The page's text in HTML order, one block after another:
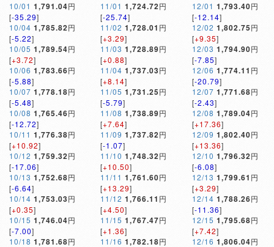
10/01 1,791.04円
[-35.29]
10/04 1,785.82円
[-5.22]
10/05 1,789.54円
[+3.72]
10/06 1,783.66円
[-5.88]
10/07 1,778.18円
[-5.48]
10/08 1,765.46円
[-12.72]
10/11 1,776.38円
[+10.92]
10/12 1,759.32円
[-17.06]
10/13 1,752.68円
[-6.64]
10/14 1,753.03円
[+0.35]
10/15 1,746.04円
[-7.00]
10/18 1,781.68円
11/01 1,724.72円
[-25.74]
11/02 1,728.01 円
[+3.29]
11/03 1,728.89円
[+0.88]
11/04 1,737.03円
[+8.14]
11/05 1,731.25円
[-5.79]
11/08 1,738.89円
[+7.64]
11/09 1,737.82円
[-1.07]
11/10 1,748.32円
[+10.50]
11/11 1,761.60円
[+13.29]
11/12 1,766.11 円
[+4.50]
11/15 1,767.47円
[+1.36]
11/16 1,782.18円
12/01 1,793.40円
[-12.14]
12/02 1,802.75円
[+9.35]
12/03 1,794.90円
[-7.85]
12/06 1,774.11 円
[-20.79]
12/07 1,771.68円
[-2.43]
12/08 1,789.04円
[+17.36]
12/09 1,802.40円
[+13.36]
12/10 1,796.32円
[-6.08]
12/13 1,799.61 円
[+3.29]
12/14 1,788.26円
[-11.36]
12/15 1,795.68円
[+7.42]
12/16 1,806.04円